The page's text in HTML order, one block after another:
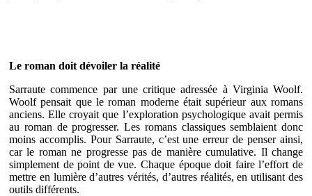
Le roman doit dévoiler la réalité
Sarraute commence par une critique adressée à Virginia Woolf.
Woolf pensait que le roman moderne était supérieur aux romans
anciens. Elle croyait que l’exploration psychologique avait permis
au roman de progresser. Les romans classiques semblaient donc
moins accomplis. Pour Sarraute, c’est une erreur de penser ainsi,
car le roman ne progresse pas de manière cumulative. Il change
simplement de point de vue. Chaque époque doit faire l’effort de
mettre en lumière d’autres vérités, d’autres réalités, en utilisant des
outils différents.